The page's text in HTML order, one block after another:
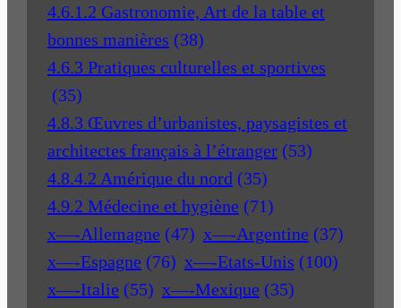
4.6.1.2 Gastronomie, Art de la table et
bonnes manières (38)
4.6.3 Pratiques culturelles et sportives
(35)
4.8.3 Œuvres d’urbanistes, paysagistes et
architectes français à l’étranger (53)
4.8.4.2 Amérique du nord (35)
4.9.2 Médecine et hygiène (71)
x—-Allemagne (47) x—-Argentine (37)
x—-Espagne (76) x—-Etats-Unis (100)
x—-Italie (55) x—-Mexique (35)